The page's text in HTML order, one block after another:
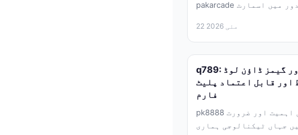
pakarcade کا کردار آج کے جدید دور میں اسمارٹ
22 مئی 2026
q789: آفیشل سافٹ ویئر اور گیمز ڈاؤن لوڈ
اور قابل اعتماد پلیٹ
فارم
pk8888 پر آفیشل سافٹ ویئر کی اہمیت اور ضرورت
جہاں ٹیکنالوجی ہماری